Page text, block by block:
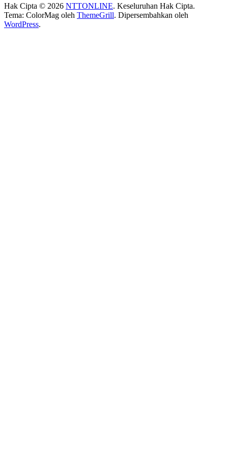
Hak Cipta © 2026 NTTONLINE. Keseluruhan Hak Cipta.
Tema: ColorMag oleh ThemeGrill. Dipersembahkan oleh
WordPress.